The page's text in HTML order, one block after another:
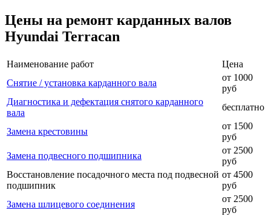
Цены на ремонт карданных валов
Hyundai Terracan
Наименование работ
Цена
Снятие / установка карданного вала
от 1000
руб
Диагностика и дефектация снятого карданного
вала
бесплатно
Замена крестовины
от 1500
руб
Замена подвесного подшипника
от 2500
руб
Восстановление посадочного места под подвесной
подшипник
от 4500
руб
Замена шлицевого соединения
от 2500
руб